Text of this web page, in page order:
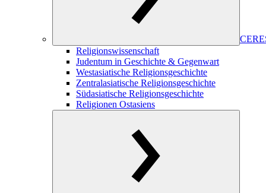
Religionswissenschaft
Judentum in Geschichte & Gegenwart
Westasiatische Religionsgeschichte
Zentralasiatische Religionsgeschichte
Südasiatische Religionsgeschichte
Religionen Ostasiens